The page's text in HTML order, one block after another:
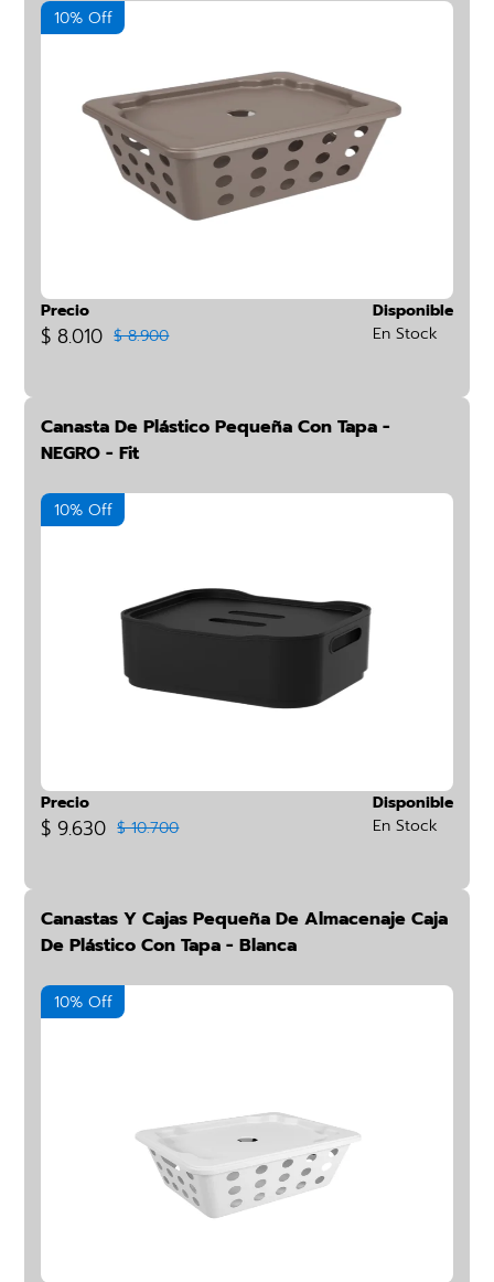
10% Off
Precio
$ 8.010 $ 8.900
Disponible
En Stock
Canasta De Plástico Pequeña Con Tapa -
NEGRO - Fit
10% Off
Precio
$ 9.630 $ 10.700
Disponible
En Stock
Canastas Y Cajas Pequeña De Almacenaje Caja
De Plástico Con Tapa - Blanca
10% Off